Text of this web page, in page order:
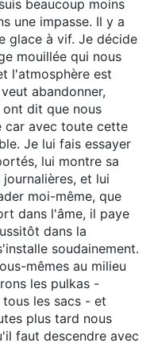
beaucoup moins
une impasse. Il y a
glace à vif. Je décide
mouillée qui nous
l'atmosphère est
abandonner,
dit que nous
car avec toute cette
Je lui fais essayer
lui montre sa
et lui
moi-même, que
dans l'âme, il paye
dans la
soudainement.
mêmes au milieu
les pulkas -
les sacs - et
plus tard nous
faut descendre avec